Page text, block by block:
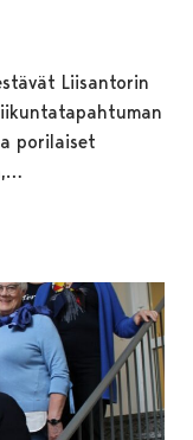
Liisantorin
porilaiset